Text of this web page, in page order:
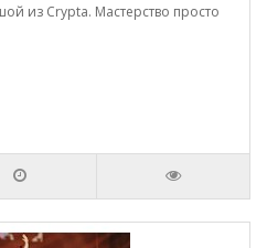
из Crypta. Мастерство просто